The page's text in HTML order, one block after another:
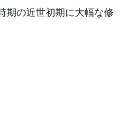
期の近世初期に大幅な修